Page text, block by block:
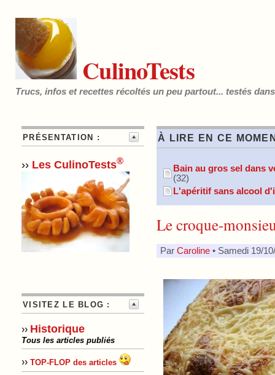
CulinoTests
Trucs, infos et recettes récoltés un peu partout... testés
PRÉSENTATION :
›› Les CulinoTests®
VISITEZ LE BLOG :
›› Historique
Tous les articles publiés
›› TOP-FLOP des articles
À LIRE EN CE
Bain au gros sel dans
(32)
L'apéritif sans alcool
Le croque-
Par Caroline • Samedi 19/